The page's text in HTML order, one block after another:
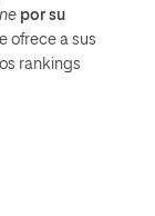
por su
ofrece a sus
rankings